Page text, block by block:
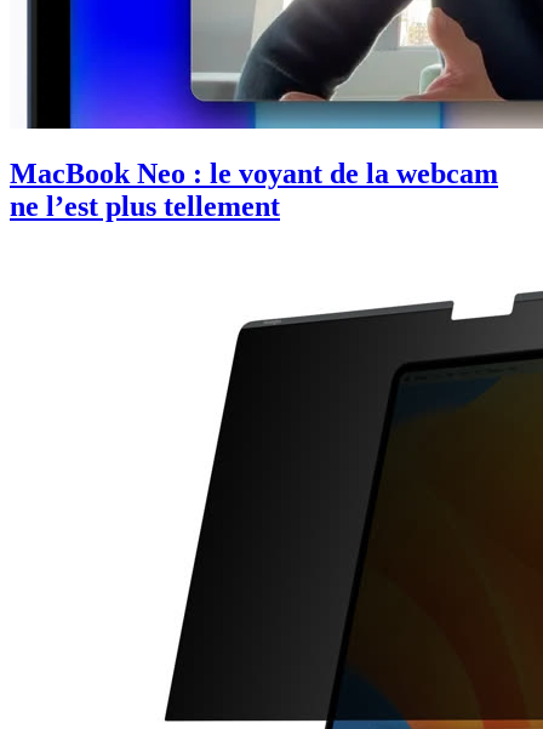
MacBook Neo : le voyant de la webcam
ne l’est plus tellement